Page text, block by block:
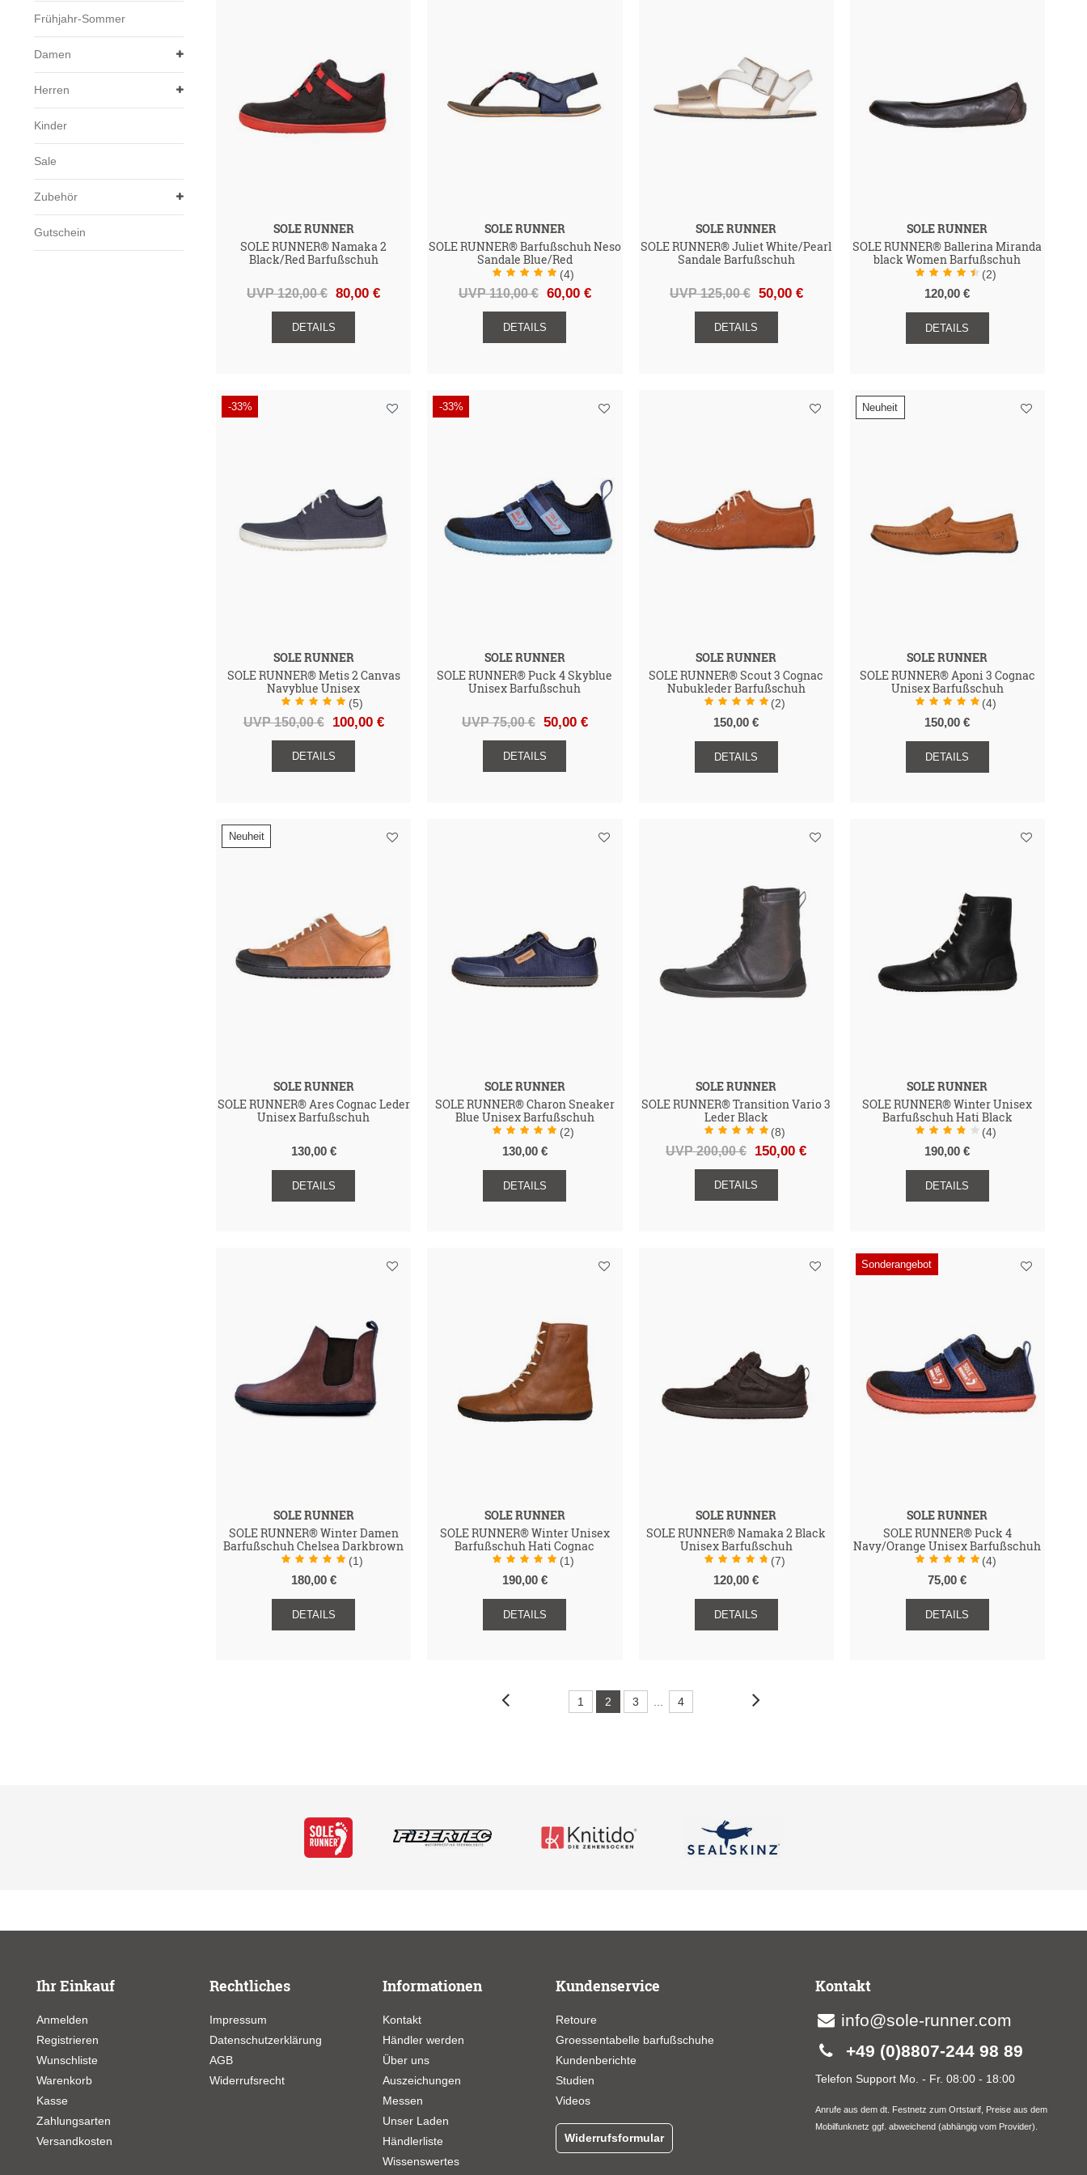
Frühjahr-Sommer
Damen
Herren
Kinder
Sale
Zubehör
Gutschein
SOLE RUNNER
SOLE RUNNER® Namaka 2
Black/Red Barfußschuh
UVP 120,00 € 80,00 €
DETAILS
SOLE RUNNER
SOLE RUNNER® Barfußschuh Neso
Sandale Blue/Red
(4)
UVP 110,00 € 60,00 €
DETAILS
SOLE RUNNER
SOLE RUNNER® Juliet White/Pearl
Sandale Barfußschuh
UVP 125,00 € 50,00 €
DETAILS
SOLE RUNNER
SOLE RUNNER® Ballerina Miranda
black Women Barfußschuh
(2)
120,00 €
DETAILS
-33%
SOLE RUNNER
SOLE RUNNER® Metis 2 Canvas
Navyblue Unisex
(5)
UVP 150,00 € 100,00 €
DETAILS
-33%
SOLE RUNNER
SOLE RUNNER® Puck 4 Skyblue
Unisex Barfußschuh
UVP 75,00 € 50,00 €
DETAILS
SOLE RUNNER
SOLE RUNNER® Scout 3 Cognac
Nubukleder Barfußschuh
(2)
150,00 €
DETAILS
Neuheit
SOLE RUNNER
SOLE RUNNER® Aponi 3 Cognac
Unisex Barfußschuh
(4)
150,00 €
DETAILS
Neuheit
SOLE RUNNER
SOLE RUNNER® Ares Cognac Leder
Unisex Barfußschuh
130,00 €
DETAILS
SOLE RUNNER
SOLE RUNNER® Charon Sneaker
Blue Unisex Barfußschuh
(2)
130,00 €
DETAILS
SOLE RUNNER
SOLE RUNNER® Transition Vario 3
Leder Black
(8)
UVP 200,00 € 150,00 €
DETAILS
SOLE RUNNER
SOLE RUNNER® Winter Unisex
Barfußschuh Hati Black
(4)
190,00 €
DETAILS
SOLE RUNNER
SOLE RUNNER® Winter Damen
Barfußschuh Chelsea Darkbrown
(1)
180,00 €
DETAILS
SOLE RUNNER
SOLE RUNNER® Winter Unisex
Barfußschuh Hati Cognac
(1)
190,00 €
DETAILS
SOLE RUNNER
SOLE RUNNER® Namaka 2 Black
Unisex Barfußschuh
(7)
120,00 €
DETAILS
Sonderangebot
SOLE RUNNER
SOLE RUNNER® Puck 4
Navy/Orange Unisex Barfußschuh
(4)
75,00 €
DETAILS
1 2 3 ... 4
Ihr Einkauf
Anmelden
Registrieren
Wunschliste
Warenkorb
Kasse
Zahlungsarten
Versandkosten
Rechtliches
Impressum
Datenschutzerklärung
AGB
Widerrufsrecht
Informationen
Kontakt
Händler werden
Über uns
Auszeichungen
Messen
Unser Laden
Händlerliste
Wissenswertes
Kundenservice
Retoure
Groessentabelle barfußschuhe
Kundenberichte
Studien
Videos
Widerrufsformular
Kontakt
info@sole-runner.com
+49 (0)8807-244 98 89
Telefon Support Mo. - Fr. 08:00 - 18:00
Anrufe aus dem dt. Festnetz zum Ortstarif, Preise aus dem
Mobilfunknetz ggf. abweichend (abhängig vom Provider).